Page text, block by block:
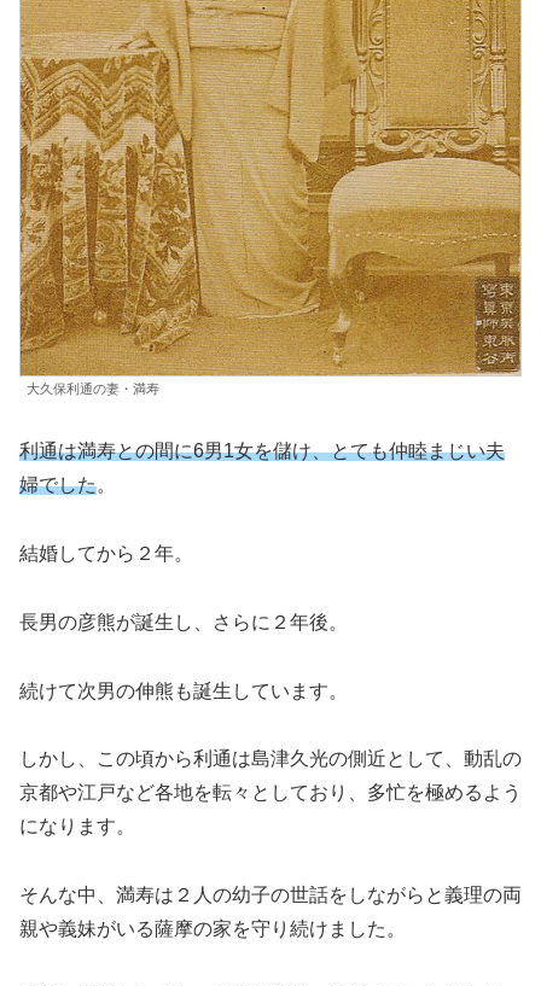
大久保利通の妻・満寿
利通は満寿との間に6男1女を儲け、とても仲睦まじい夫
婦でした。
結婚してから２年。
長男の彦熊が誕生し、さらに２年後。
続けて次男の伸熊も誕生しています。
しかし、この頃から利通は島津久光の側近として、動乱の
京都や江戸など各地を転々としており、多忙を極めるよう
になります。
そんな中、満寿は２人の幼子の世話をしながらと義理の両
親や義妹がいる薩摩の家を守り続けました。